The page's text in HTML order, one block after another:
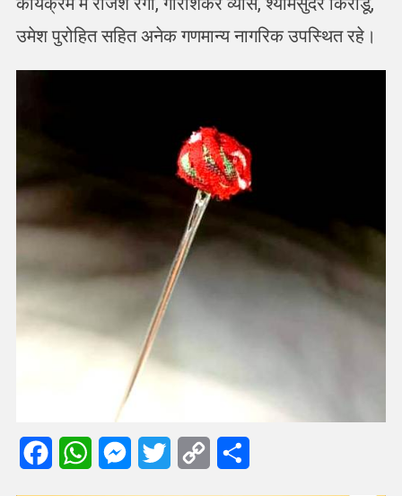
उमेश पुरोहित सहित अनेक गणमान्य नागरिक उपस्थित रहे।
FacebookWhatsAppMessenger
Twitter
Copy